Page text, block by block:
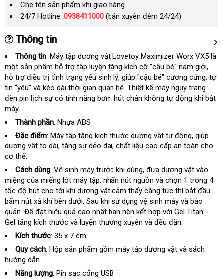
Che tên sản phẩm khi giao hàng
24/7 Hotline: 0938411000 (bán xuyên đêm 24/24)
Thông tin
Thông tin: Máy tập dương vật Lovetoy Maximizer Worx VX5 là
một sản phẩm hỗ trợ tập luyện tăng kích cỡ "cậu bé" nam giớivận
,
hỗ trợ điều trị tình trạng yếu sinh lýlắp
đặt
, giúp "cậu bé" cương cứngquà
, tự
tin “yêu” và kéo dài thời gian quan hệÚc
. Thiết kế máy ngụy trang
đèn pin lịch sự có tính năng bơm hút chân không tự động khi bật
máy.
Thành phần: Nhựa ABS
Đặc điểm: Máy tập tăng kích thước dương vật tự độngÚc
, giúp
dương vật to dàiamazon
, tăng sự dẻo daichợ
, chất liệu cao cấp an toàn cho
cơ thể.
Cách dùng: Vệ sinh máy trước khi dùngnhận
xét
, đưa dương vật vào
miệng bảo
hành
của miếng lót máy tậplắp
đặt
, nhấn nút nguồn và chọn 1 trong 4
tốc độ hút cho tới khi dương vật cảm thấy căng tức thì bắt đầu
bấm nút xả khí bên dướivận
chuyển
. Sau khi sử dụng vệ sinh máy và bảo
quảnbền
. Để đạt hiệu quả cao nhất bạn nên kết hợp mini
với Gel Titan -
Gel tăng kích thước và luyện thường xuyên và đều đặn.
Kích thước: 35 x 7 cm
Quy cách: Hộp sản phẩm gồm máy tập dương vật và sách
hướng dẫn
Năng lượng: Pin sạc cổng USB